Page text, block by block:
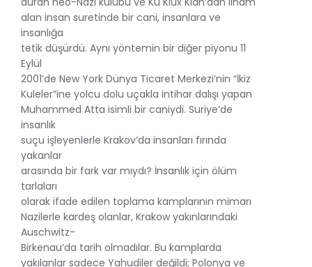
alan insan suretinde bir cani, insanlara ve
insanlığa
tetik düşürdü. Aynı yöntemin bir diğer piyonu 11
Eylül
2001’de New York Dünya Ticaret Merkezi’nin “İkiz
Kuleler”ine yolcu dolu uçakla intihar dalışı yapan
Muhammed Atta isimli bir caniydi. Suriye’de
insanlık
suçu işleyenlerle Krakov’da insanları fırında
yakanlar
arasında bir fark var mıydı? İnsanlık için ölüm
tarlaları
olarak ifade edilen toplama kamplarının mimarı
Nazilerle kardeş olanlar, Krakow yakınlarındaki
Auschwitz-
Birkenau’da tarih olmadılar. Bu kamplarda
yakılanlar sadece Yahudiler değildi; Polonya ve